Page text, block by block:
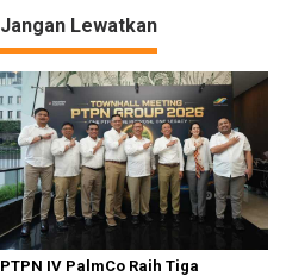
g
a
s
i
p
o
s
Jangan Lewatkan
PTPN IV PalmCo Raih Tiga